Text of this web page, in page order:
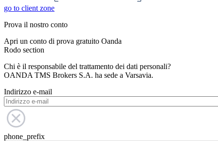
go to client zone
Prova il nostro conto
Apri un conto di prova gratuito Oanda
Rodo section
Chi è il responsabile del trattamento dei dati personali?
OANDA TMS Brokers S.A. ha sede a Varsavia.
Indirizzo e-mail
phone_prefix